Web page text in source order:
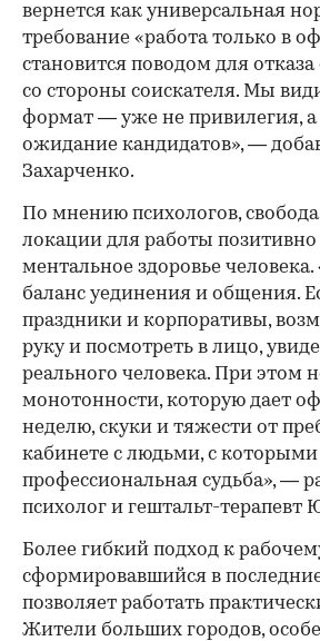
вернется как универсальная
требование «работа только в
становится поводом для
со стороны соискателя. Мы
формат — уже не привилегия, а
ожидание кандидатов», —
Захарченко.
По мнению психологов,
локации для работы позитивно
ментальное здоровье человека.
баланс уединения и общения.
праздники и корпоративы,
руку и посмотреть в лицо,
реального человека. При этом
монотонности, которую дает
неделю, скуки и тяжести от
кабинете с людьми, с которыми
профессиональная судьба», —
психолог и гештальт-терапевт
Более гибкий подход к
сформировавшийся в
позволяет работать
Жители больших городов,